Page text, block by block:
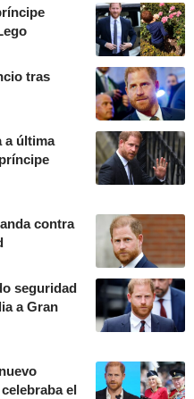
tras
a última
contra
seguridad
a Gran
el